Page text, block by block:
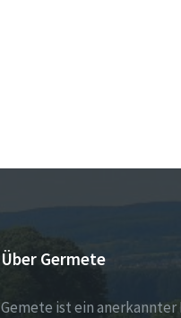
Über Germete
Gemete ist ein